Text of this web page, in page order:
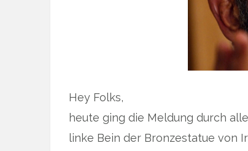
Hey Folks,
heute ging die Meldung durch
linke Bein der Bronzestatue von